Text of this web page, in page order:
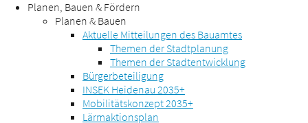
Planen, Bauen & Fördern
Planen & Bauen
Aktuelle Mitteilungen des Bauamtes
Themen der Stadtplanung
Themen der Stadtentwicklung
Bürgerbeteiligung
INSEK Heidenau 2035+
Mobilitätskonzept 2035+
Lärmaktionsplan